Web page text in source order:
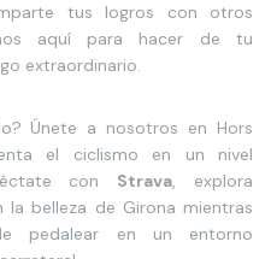
tus logros con otros
aquí para hacer de tu
extraordinario.
Únete a nosotros en Hors
el ciclismo en un nivel
con Strava, explora
belleza de Girona mientras
pedalear en un entorno